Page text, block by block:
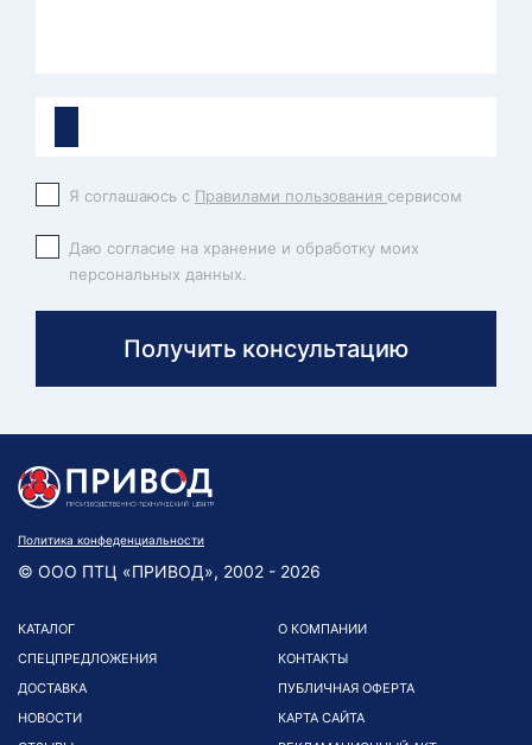
Я соглашаюсь с Правилами пользования сервисом
Даю согласие на хранение и обработку моих
персональных данных.
Получить консультацию
Политика конфеденциальности
© ООО ПТЦ «ПРИВОД», 2002 - 2026
КАТАЛОГ
СПЕЦПРЕДЛОЖЕНИЯ
ДОСТАВКА
НОВОСТИ
О КОМПАНИИ
КОНТАКТЫ
ПУБЛИЧНАЯ ОФЕРТА
КАРТА САЙТА